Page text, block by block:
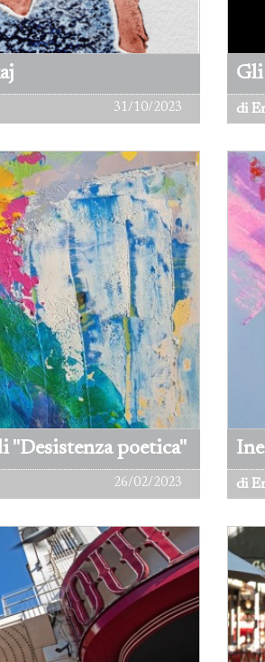
31/10/2023 di
"Desistenza poetica"
26/02/2023 di